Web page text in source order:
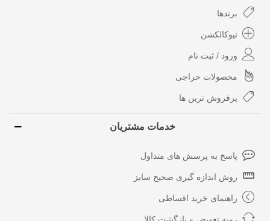
برندها
نیوکالکشن
ورود / ثبت نام
محصولات حراجی
پرفروش ترین ها
خدمات مشتریان
پاسخ به پرسش های متداول
روش اندازه گیری صحیح سایز
راهنمای خرید اقساطی